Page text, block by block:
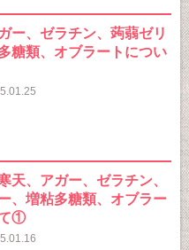
ー、ゼラチン、蒟蒻ゼリ
糖類、オブラートについ
天、アガー、ゼラチン、
、増粘多糖類、オブラー
て①